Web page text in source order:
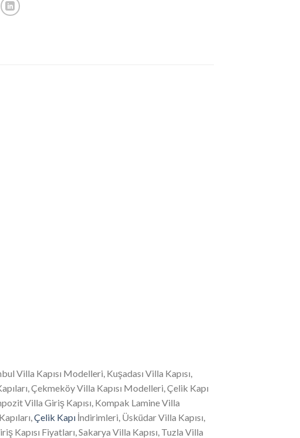
Villa Kapısı Modelleri, Kuşadası Villa Kapısı,
Çekmeköy Villa Kapısı Modelleri, Çelik Kapı
Villa Giriş Kapısı, Kompak Lamine Villa
Çelik Kapı İndirimleri, Üsküdar Villa Kapısı,
Kapısı Fiyatları, Sakarya Villa Kapısı, Tuzla Villa